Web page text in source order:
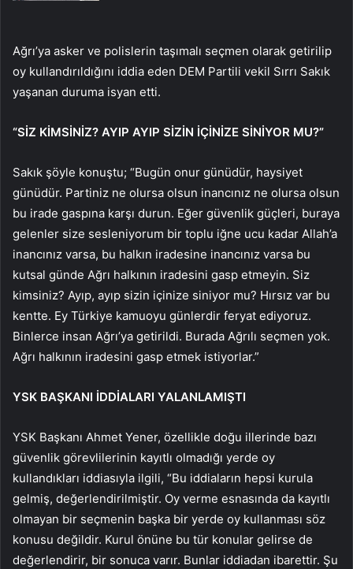
Ağrı’ya asker ve polislerin taşımalı seçmen olarak getirilip
oy kullandırıldığını iddia eden DEM Partili vekil Sırrı Sakık
yaşanan duruma isyan etti.
“SİZ KİMSİNİZ? AYIP AYIP SİZİN İÇİNİZE SİNİYOR MU?”
Sakık şöyle konuştu; “Bugün onur günüdür, haysiyet
günüdür. Partiniz ne olursa olsun inancınız ne olursa olsun
bu irade gaspına karşı durun. Eğer güvenlik güçleri, buraya
gelenler size sesleniyorum bir toplu iğne ucu kadar Allah’a
inancınız varsa, bu halkın iradesine inancınız varsa bu
kutsal günde Ağrı halkının iradesini gasp etmeyin. Siz
kimsiniz? Ayıp, ayıp sizin içinize siniyor mu? Hırsız var bu
kentte. Ey Türkiye kamuoyu günlerdir feryat ediyoruz.
Binlerce insan Ağrı’ya getirildi. Burada Ağrılı seçmen yok.
Ağrı halkının iradesini gasp etmek istiyorlar.”
YSK BAŞKANI İDDİALARI YALANLAMIŞTI
YSK Başkanı Ahmet Yener, özellikle doğu illerinde bazı
güvenlik görevlilerinin kayıtlı olmadığı yerde oy
kullandıkları iddiasıyla ilgili, “Bu iddiaların hepsi kurula
gelmiş, değerlendirilmiştir. Oy verme esnasında da kayıtlı
olmayan bir seçmenin başka bir yerde oy kullanması söz
konusu değildir. Kurul önüne bu tür konular gelirse de
değerlendirir, bir sonuca varır. Bunlar iddiadan ibarettir. Şu